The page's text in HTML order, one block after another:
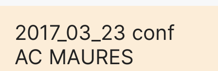
2017_03_23 conf
AC MAURES